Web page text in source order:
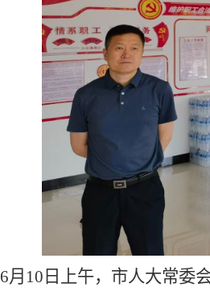
6月10日上午，市人大常委